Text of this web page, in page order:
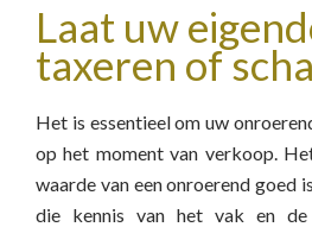
Laat uw
taxeren of
Het is essentieel om uw
op het moment van verkoop.
waarde van een onroerend goed
die kennis van het vak en